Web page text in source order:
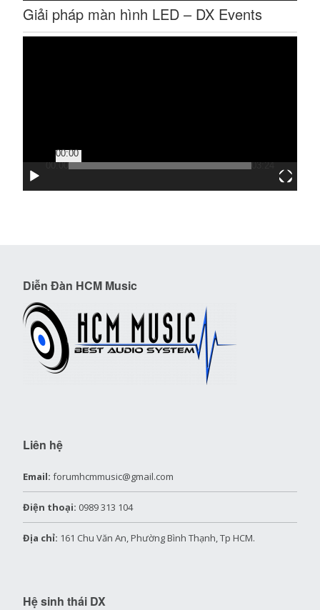
Giải pháp màn hình LED – DX Events
00:00
00:00
03:24
Diễn Đàn HCM Music
Liên hệ
Email: forumhcmmusic@gmail.com
Điện thoại: 0989 313 104
Địa chỉ: 161 Chu Văn An, Phường Bình Thạnh, Tp HCM.
Hệ sinh thái DX